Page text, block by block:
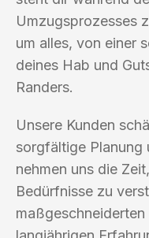
Umzugsprozesses
um alles, von einer
deines Hab und
Randers.
Unsere Kunden
sorgfältige Planung
nehmen uns die
Bedürfnisse zu